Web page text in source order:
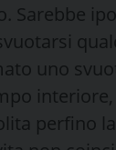
Sarebbe
uno
perfino